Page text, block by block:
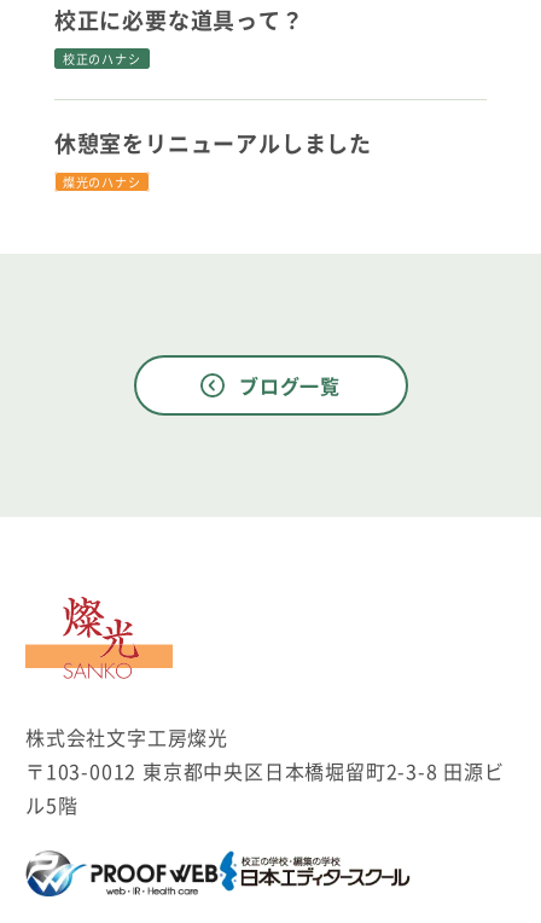
校正に必要な道具って？
校正のハナシ
休憩室をリニューアルしました
燦光のハナシ
ブログ一覧
文字工房燦光
株式会社文字工房燦光
〒103-0012 東京都中央区日本橋堀留町2-3-8 田源ビ
ル5階